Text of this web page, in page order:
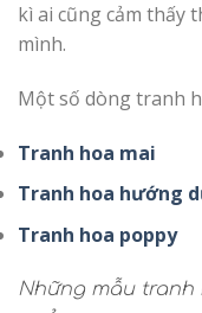
kì ai cũng cảm thấy
mình.
Một số dòng tranh
Tranh hoa mai
Tranh hoa hướng
Tranh hoa poppy
Những mẫu